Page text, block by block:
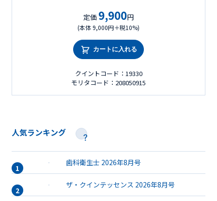
定価 9,900円
(本体 9,000円＋税10%)
カートに入れる
クイントコード：19330
モリタコード：208050915
人気ランキング
歯科衛生士 2026年8月号
ザ・クインテッセンス 2026年8月号